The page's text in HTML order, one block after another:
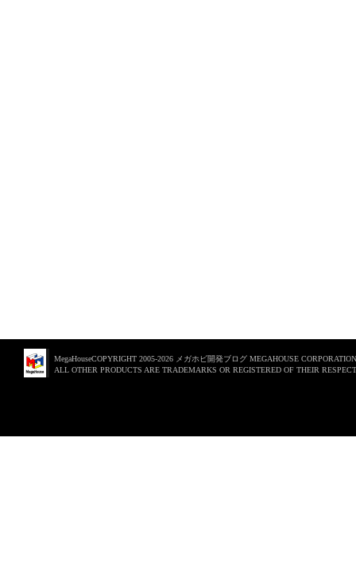
MegaHouseCOPYRIGHT 2005-2026 メガホビ開発ブログ MEGAHOUSE
ALL OTHER PRODUCTS ARE TRADEMARKS OR REGISTERED OF THEIR